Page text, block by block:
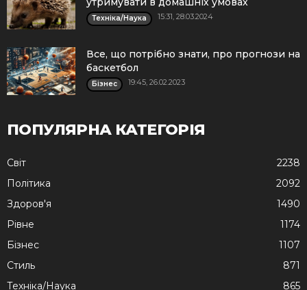
Техніка/Наука 15:31, 28.03.2024
Все, що потрібно знати, про прогнози на
баскетбол
Бізнес 19:45, 26.02.2023
ПОПУЛЯРНА КАТЕГОРІЯ
Cвіт
2238
Політика
2092
Здоров'я
1490
Рівне
1174
Бізнес
1107
Стиль
871
Техніка/Наука
865